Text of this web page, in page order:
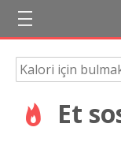
Et